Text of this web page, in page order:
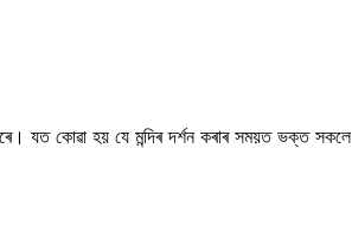
কৰে। যত কোৱা হয় যে মন্দিৰ দৰ্শন কৰাৰ সময়ত ভক্ত সকলে